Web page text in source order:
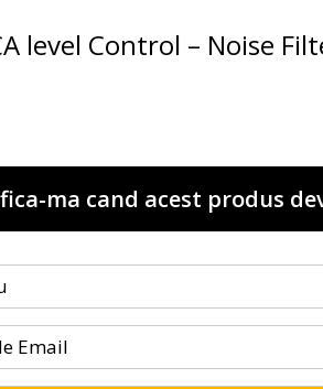
level Control – Noise
ma cand acest produs